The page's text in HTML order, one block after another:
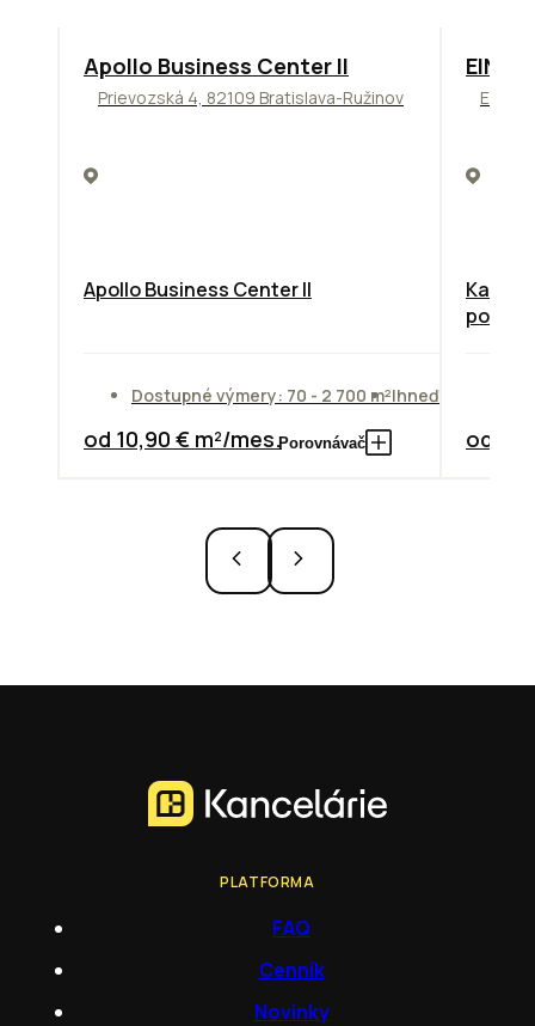
TOP NOVINKA ODPORÚČAME
Apollo Business Center II
Prievozská 4, 82109 Bratislava-Ružinov
Apollo Business Center II
Dostupné výmery: 70 - 2 700 m²Ihneď
od 10,90 € m²/mes.Porovnávač
TOP
od
PLATFORMA
FAQ
Cenník
Novinky